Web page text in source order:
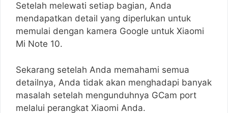
Setelah melewati setiap bagian, Anda
mendapatkan detail yang diperlukan untuk
memulai dengan kamera Google untuk Xiaomi
Mi Note 10.
Sekarang setelah Anda memahami semua
detailnya, Anda tidak akan menghadapi banyak
masalah setelah mengunduhnya GCam port
melalui perangkat Xiaomi Anda.